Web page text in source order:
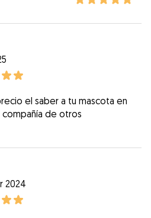
el saber a tu mascota en
compañía de otros
2024